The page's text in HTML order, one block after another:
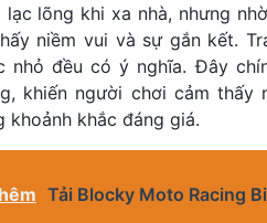
lạc lõng khi xa nhà, nhưng
niềm vui và sự gắn kết.
nhỏ đều có ý nghĩa. Đây
khiến người chơi cảm thấy
khoảnh khắc đáng giá.
Tải Blocky Moto Racing